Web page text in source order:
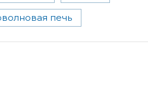
печь